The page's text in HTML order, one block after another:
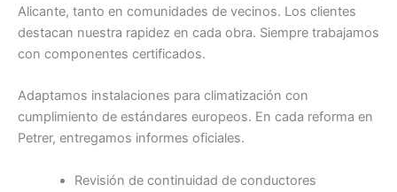
Alicante, tanto en comunidades de vecinos. Los clientes
destacan nuestra rapidez en cada obra. Siempre trabajamos
con componentes certificados.
Adaptamos instalaciones para climatización con
cumplimiento de estándares europeos. En cada reforma en
Petrer, entregamos informes oficiales.
Revisión de continuidad de conductores